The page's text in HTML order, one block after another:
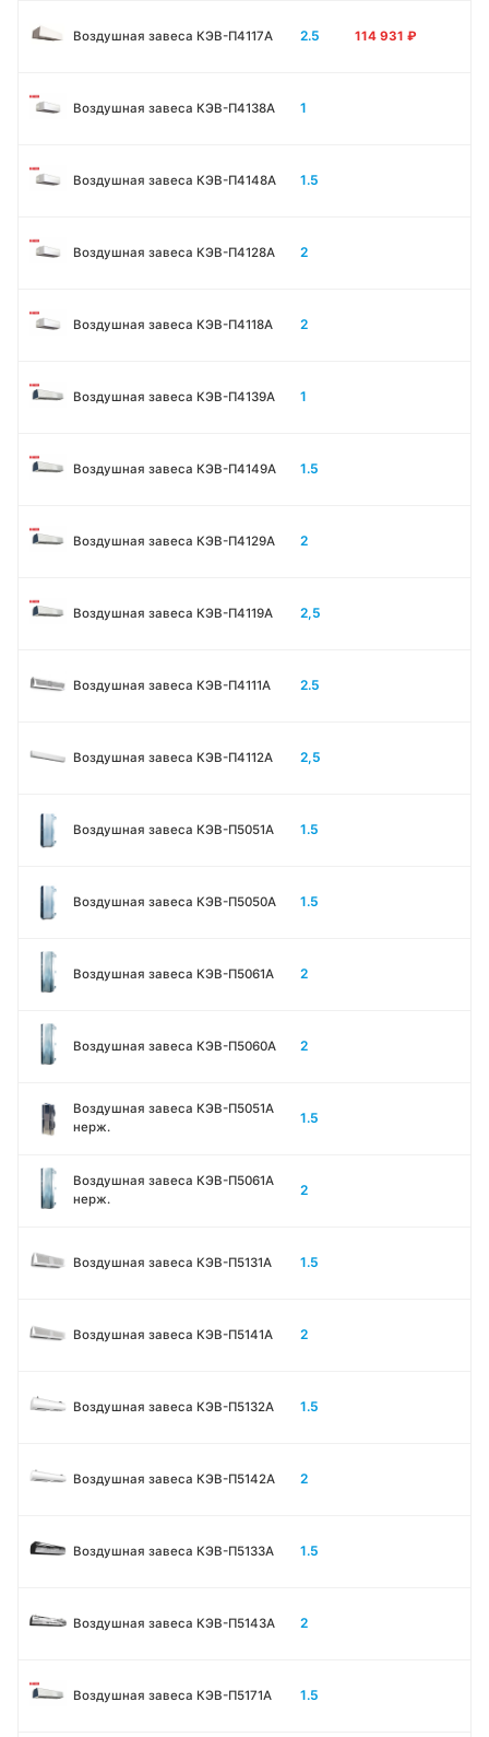
Воздушная завеса КЭВ-П4117A 2.5 114 931 ₽
Воздушная завеса КЭВ-П4138А 1
Воздушная завеса КЭВ-П4148А 1.5
Воздушная завеса КЭВ-П4128А 2
Воздушная завеса КЭВ-П4118А 2
Воздушная завеса КЭВ-П4139А 1
Воздушная завеса КЭВ-П4149А 1.5
Воздушная завеса КЭВ-П4129А 2
Воздушная завеса КЭВ-П4119А 2,5
Воздушная завеса КЭВ-П4111A 2.5
Воздушная завеса КЭВ-П4112А 2,5
Воздушная завеса КЭВ-П5051A 1.5
Воздушная завеса КЭВ-П5050A 1.5
Воздушная завеса КЭВ-П5061A 2
Воздушная завеса КЭВ-П5060A 2
Воздушная завеса КЭВ-П5051A
нерж.
1.5
Воздушная завеса КЭВ-П5061A
нерж.
2
Воздушная завеса КЭВ-П5131А 1.5
Воздушная завеса КЭВ-П5141А 2
Воздушная завеса КЭВ-П5132А 1.5
Воздушная завеса КЭВ-П5142А 2
Воздушная завеса КЭВ-П5133A 1.5
Воздушная завеса КЭВ-П5143A 2
Воздушная завеса КЭВ-П5171А 1.5